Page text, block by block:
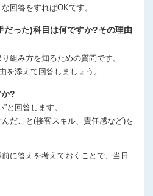
回答をすればOKです。
だった)科目は何ですか?その理由
組み方を知るための質問です。
を添えて回答しましょう。
?
と回答します。
だこと(接客スキル、責任感など)を
に答えを考えておくことで、当日